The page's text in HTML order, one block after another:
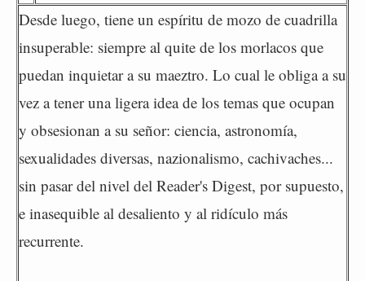
Desde luego, tiene un espíritu de mozo de cuadrilla
insuperable: siempre al quite de los morlacos que
puedan inquietar a su maeztro. Lo cual le obliga a su
vez a tener una ligera idea de los temas que ocupan
y obsesionan a su señor: ciencia, astronomía,
sexualidades diversas, nazionalismo, cachivaches...
sin pasar del nivel del Reader's Digest, por supuesto,
e inasequible al desaliento y al ridículo más
recurrente.